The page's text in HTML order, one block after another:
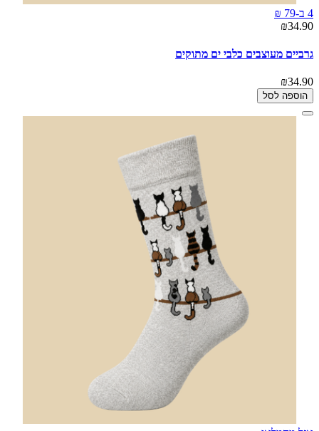
4 ב-79 ₪
₪34.90
גרביים מעוצבים כלבי ים מתוקים
₪34.90
הוספה לסל